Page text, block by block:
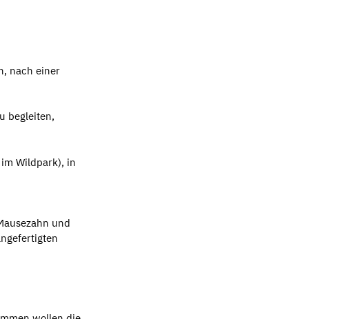
nach einer
begleiten,
Wildpark), in
und